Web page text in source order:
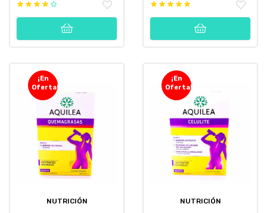
¡En
Oferta!
NUTRICIÓN
¡En
Oferta!
NUTRICIÓN